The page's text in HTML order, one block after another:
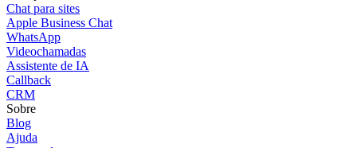
Chat para sites
Apple Business Chat
WhatsApp
Videochamadas
Assistente de IA
Callback
CRM
Sobre
Blog
Ajuda